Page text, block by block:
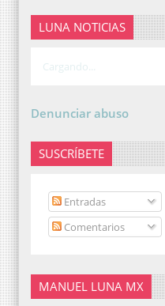
LUNA NOTICIAS
Cargando...
Denunciar abuso
SUSCRÍBETE
Entradas
Comentarios
MANUEL LUNA MX